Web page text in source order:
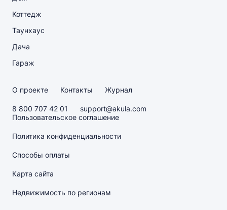
Коттедж
Таунхаус
Дача
Гараж
О проекте Контакты Журнал
8 800 707 42 01
support@akula.com
Пользовательское соглашение
Политика конфиденциальности
Способы оплаты
Карта сайта
Недвижимость по регионам